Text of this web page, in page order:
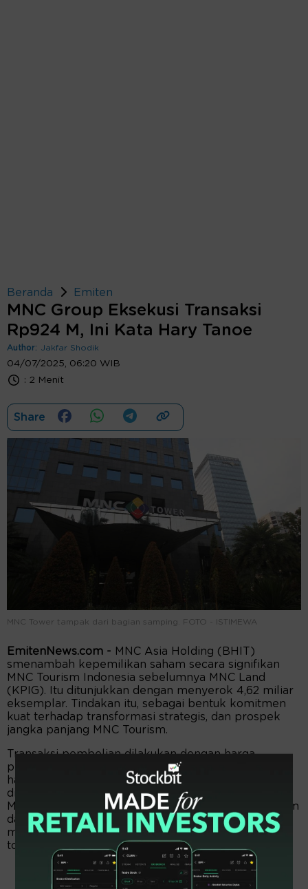
Beranda Emiten
MNC Group Eksekusi Transaksi
Rp924 M, Ini Kata Hary Tanoe
Author: Jakfar Shodik
04/07/2025, 06:20 WIB
: 2 Menit
Share
MNC Tower tampak dari bagian samping. FOTO - ISTIMEWA
EmitenNews.com - MNC Asia Holding (BHIT)
smenambah kepemilikan saham secara signifikan
MNC Tourism Indonesia sebelumnya MNC Land
(KPIG). Itu ditunjukkan dengan menyerok 4,62 miliar
eksemplar. Tindakan itu, sebagai bentuk komitmen
kuat terhadap transformasi strategis, dan prospek
jangka panjang MNC Tourism.
Transaksi pembelian dilakukan dengan harga
pelaksanaan Rp200 per helai. Nah, dengan skema
harga tersebut, emiten besutan Hary Tanoesoedibjo
dipaksa merogoh dana taktis senilai Rp924 miliar.
Menyusul transaksi itu, timbunan saham MNC Tourism
dalam pangkuan MNC Asia makin gendut. Tepatnya,
menjadi 25,47 miliar saham atau 26,11 persen dari
total saham beredar.